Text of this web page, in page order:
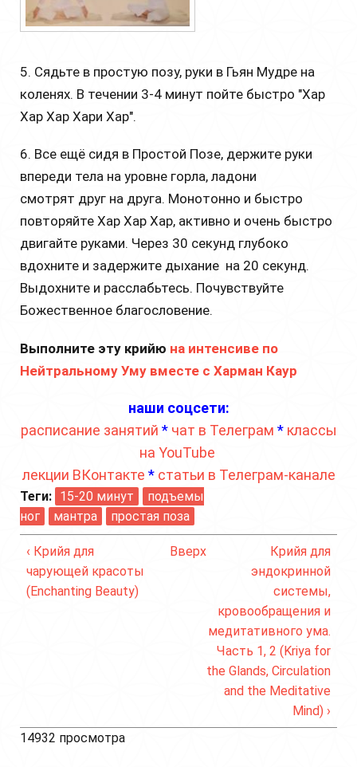
5. Сядьте в простую позу, руки в Гьян Мудре на
коленях. В течении 3-4 минут пойте быстро "Хар
Хар Хар Хари Хар".
6. Все ещё сидя в Простой Позе, держите руки
впереди тела на уровне горла, ладони
смотрят друг на друга. Монотонно и быстро
повторяйте Хар Хар Хар, активно и очень быстро
двигайте руками. Через 30 секунд глубоко
вдохните и задержите дыхание на 20 секунд.
Выдохните и расслабьтесь. Почувствуйте
Божественное благословение.
Выполните эту крийю на интенсиве по
Нейтральному Уму вместе с Харман Каур
наши соцсети:
расписание занятий * чат в Телеграм * классы
на YouTube
лекции ВКонтакте * статьи в Телеграм-канале
Теги: 15-20 минут
подъемы
ног
мантра простая поза
‹ Крийя для
чарующей красоты
(Enchanting Beauty)
Вверх
Крийя для
эндокринной
системы,
кровообращения и
медитативного ума.
Часть 1, 2 (Kriya for
the Glands, Circulation
and the Meditative
Mind) ›
14932 просмотра